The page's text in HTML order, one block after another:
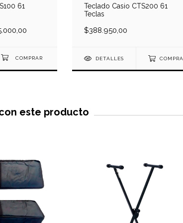
61
Teclado Casio CTS200 61
Teclas
$388.950,00
DETALLES
este producto